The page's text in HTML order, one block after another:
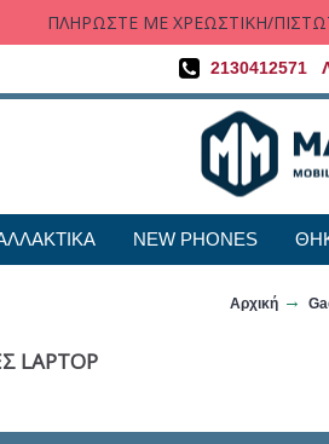
ΠΛΗΡΩΣΤΕ ΜΕ ΧΡΕΩΣΤΙΚΗ/
2130412571
NEW PHONES
Αρχική
LAPTOP